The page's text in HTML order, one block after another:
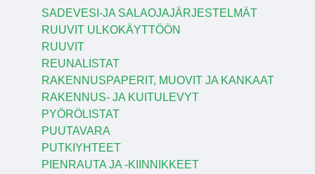
SADEVESI-JA SALAOJAJÄRJESTELMÄT
RUUVIT ULKOKÄYTTÖÖN
RUUVIT
REUNALISTAT
RAKENNUSPAPERIT, MUOVIT JA KANKAAT
RAKENNUS- JA KUITULEVYT
PYÖRÖLISTAT
PUUTAVARA
PUTKIYHTEET
PIENRAUTA JA -KIINNIKKEET